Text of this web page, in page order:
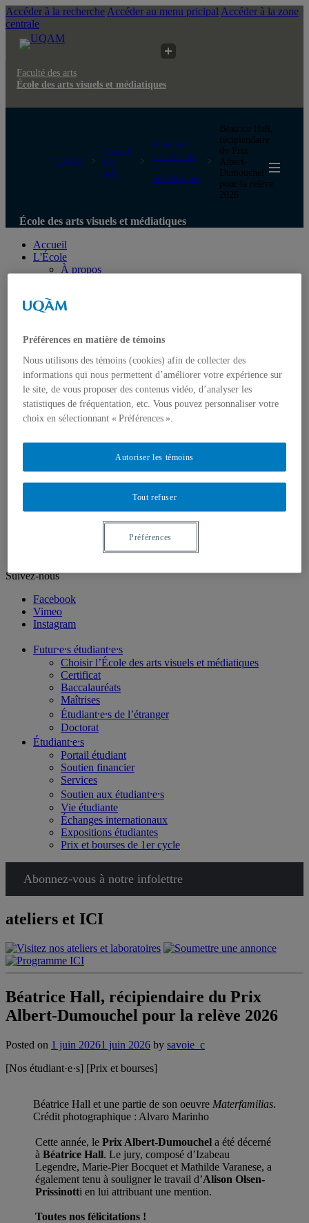
Accéder à la recherche Accéder au menu pricipal Accéder à la zone
centrale
Faculté des arts
École des arts visuels et médiatiques
UQAM
Faculté
des
arts
École des
arts visuels
et
médiatiques
Béatrice Hall,
récipiendaire
du Prix
Albert-
Dumouchel
pour la relève
2026
École des arts visuels et médiatiques
Accueil
L'École
À propos
Personnel administratif
Corps enseignant
Professeur⸱e⸱s régulières et réguliers
Professeur⸱e⸱s associé⸱e⸱s
Professeur⸱e⸱s retraité⸱e⸱s
Professeur·e·s invité·e·s
Artistes ou pédagogues en résidence
Programmes d'études
Premier cycle
Unités de recherche
Suivez-nous
Facebook
Vimeo
Instagram
Futur⸱e⸱s étudiant⸱e⸱s
Choisir l’École des arts visuels et médiatiques
Certificat
Baccalauréats
Maîtrises
Étudiant⸱e⸱s de l’étranger
Doctorat
Étudiant⸱e⸱s
Portail étudiant
Soutien financier
Services
Soutien aux étudiant⸱e⸱s
Vie étudiante
Échanges internationaux
Expositions étudiantes
Prix et bourses de 1er cycle
Abonnez-vous à notre infolettre
ateliers et ICI
Béatrice Hall, récipiendaire du Prix
Albert-Dumouchel pour la relève 2026
Posted on 1 juin 20261 juin 2026 by savoie_c
[Nos étudiant·e·s] [Prix et bourses]
Béatrice Hall et une partie de son oeuvre Materfamilias.
Crédit photographique : Alvaro Marinho
Cette année, le Prix Albert-Dumouchel a été décerné
à Béatrice Hall. Le jury, composé d’Izabeau
Legendre, Marie-Pier Bocquet et Mathilde Varanese, a
également tenu à souligner le travail d’Alison Olsen-
Prissinotti en lui attribuant une mention.
Toutes nos félicitations !
Préférences en matière de témoins
Nous utilisons des témoins (cookies) afin de collecter des
informations qui nous permettent d’améliorer votre expérience sur
le site, de vous proposer des contenus vidéo, d’analyser les
statistiques de fréquentation, etc. Vous pouvez personnaliser votre
choix en sélectionnant « Préférences ».
Tout refuser
Autoriser les témoins
Préférences